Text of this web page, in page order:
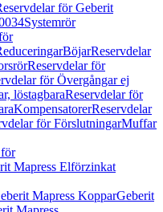
för Geberit
Systemrör
BöjarReservdelar
Reservdelar för
för Övergångar ej
löstagbaraReservdelar för
KompensatorerReservdelar
för FörslutningarMuffar
Mapress Elförzinkat
Mapress KopparGeberit